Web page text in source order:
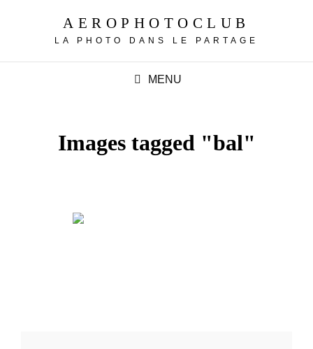
AEROPHOTOCLUB
LA PHOTO DANS LE PARTAGE
MENU
Images tagged "bal"